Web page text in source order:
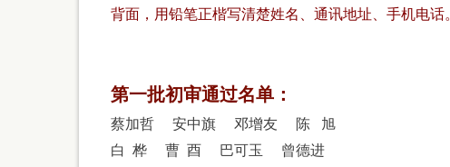
背面，用铅笔正楷写清楚姓名、通讯地址、手机电话。
第一批初审通过名单：
蔡加哲 安中旗 邓增友 陈
旭
白 桦
曹 酉 巴可玉
曾德进